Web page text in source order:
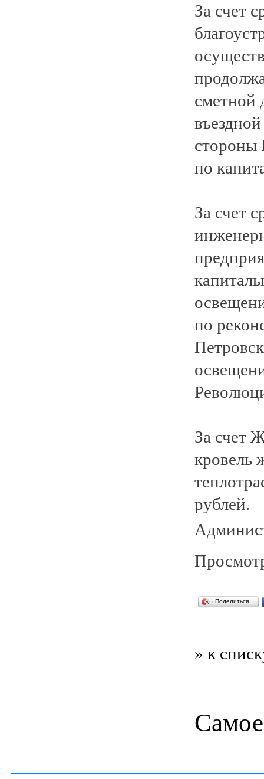
За счет
сметной
стороны
по
За счет
по
За счет
кровель
рублей.
Поделиться…
» к